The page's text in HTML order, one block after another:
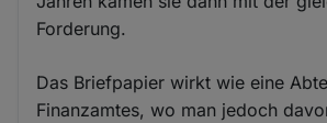
Forderung.
Das Briefpapier wirkt wie eine
Finanzamtes, wo man jedoch